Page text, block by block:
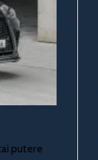
putere